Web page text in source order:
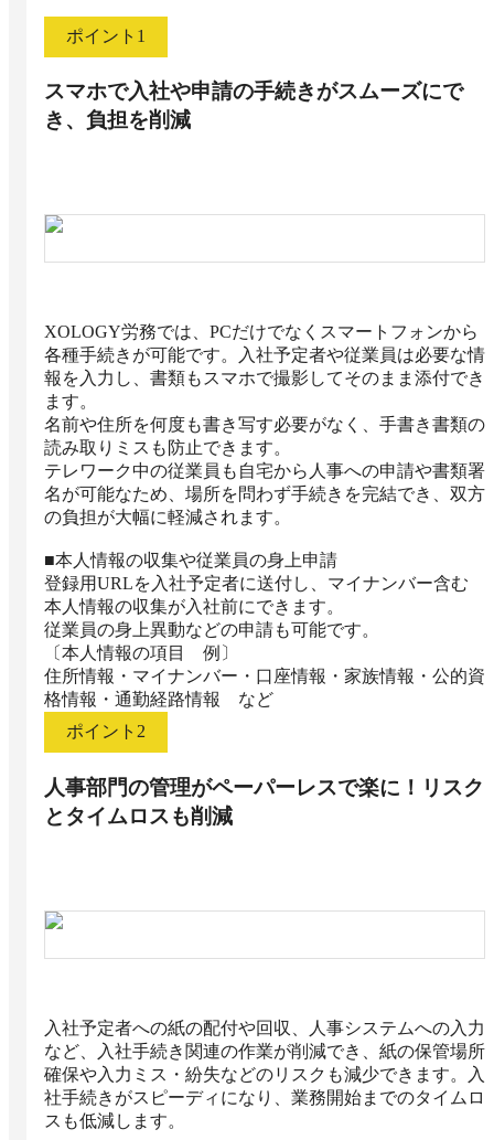
ポイント 1
スマホで入社や申請の手続きがスムーズにで
き、負担を削減
XOLOGY労務では、PCだけでなくスマートフォンから
各種手続きが可能です。入社予定者や従業員は必要な情
報を入力し、書類もスマホで撮影してそのまま添付でき
ます。
名前や住所を何度も書き写す必要がなく、手書き書類の
読み取りミスも防止できます。
テレワーク中の従業員も自宅から人事への申請や書類署
名が可能なため、場所を問わず手続きを完結でき、双方
の負担が大幅に軽減されます。
■本人情報の収集や従業員の身上申請
登録用URLを入社予定者に送付し、マイナンバー含む
本人情報の収集が入社前にできます。
従業員の身上異動などの申請も可能です。
〔本人情報の項目　例〕
住所情報・マイナンバー・口座情報・家族情報・公的資
格情報・通勤経路情報　など
ポイント 2
人事部門の管理がペーパーレスで楽に！リスク
とタイムロスも削減
入社予定者への紙の配付や回収、人事システムへの入力
など、入社手続き関連の作業が削減でき、紙の保管場所
確保や入力ミス・紛失などのリスクも減少できます。入
社手続きがスピーディになり、業務開始までのタイムロ
スも低減します。